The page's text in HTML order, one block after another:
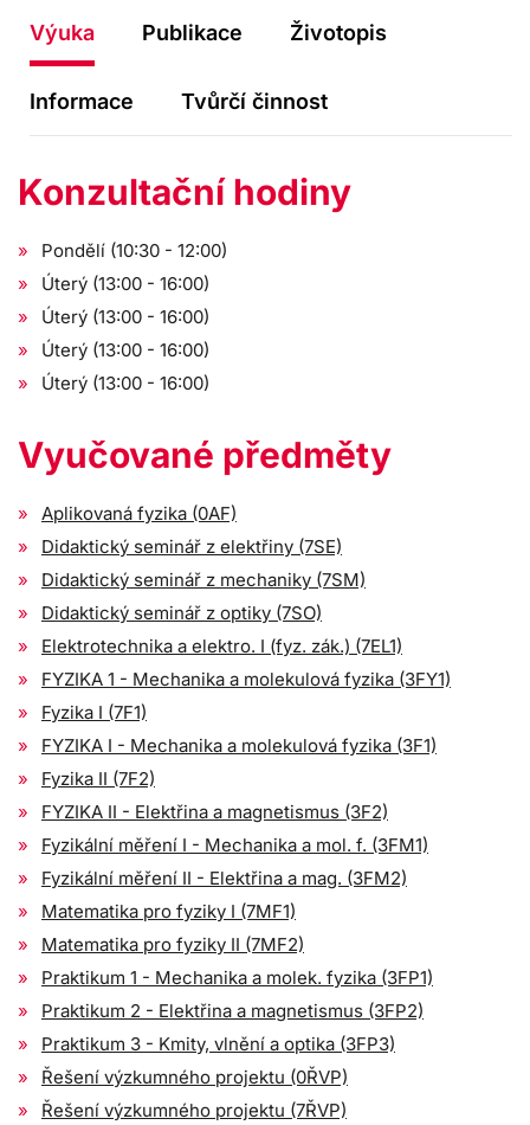
Výuka Publikace Životopis
Informace Tvůrčí činnost
Konzultační hodiny
Pondělí (10:30 - 12:00)
Úterý (13:00 - 16:00)
Úterý (13:00 - 16:00)
Úterý (13:00 - 16:00)
Úterý (13:00 - 16:00)
Vyučované předměty
Aplikovaná fyzika (0AF)
Didaktický seminář z elektřiny (7SE)
Didaktický seminář z mechaniky (7SM)
Didaktický seminář z optiky (7SO)
Elektrotechnika a elektro. I (fyz. zák.) (7EL1)
FYZIKA 1 - Mechanika a molekulová fyzika (3FY1)
Fyzika I (7F1)
FYZIKA I - Mechanika a molekulová fyzika (3F1)
Fyzika II (7F2)
FYZIKA II - Elektřina a magnetismus (3F2)
Fyzikální měření I - Mechanika a mol. f. (3FM1)
Fyzikální měření II - Elektřina a mag. (3FM2)
Matematika pro fyziky I (7MF1)
Matematika pro fyziky II (7MF2)
Praktikum 1 - Mechanika a molek. fyzika (3FP1)
Praktikum 2 - Elektřina a magnetismus (3FP2)
Praktikum 3 - Kmity, vlnění a optika (3FP3)
Řešení výzkumného projektu (0ŘVP)
Řešení výzkumného projektu (7ŘVP)